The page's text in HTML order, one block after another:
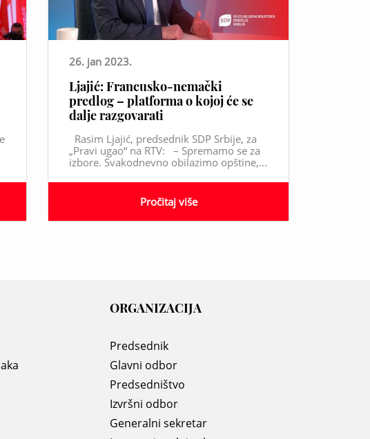
26. jan 2023.
Ljajić: Francusko-nemački
predlog – platforma o kojoj će se
dalje razgovarati
Rasim Ljajić, predsednik SDP Srbije, za
„Pravi ugao“ na RTV: – Spremamo se za
izbore. Svakodnevno obilazimo opštine,...
Pročitaj više
ORGANIZACIJA
Predsednik
Glavni odbor
Predsedništvo
Izvršni odbor
Generalni sekretar